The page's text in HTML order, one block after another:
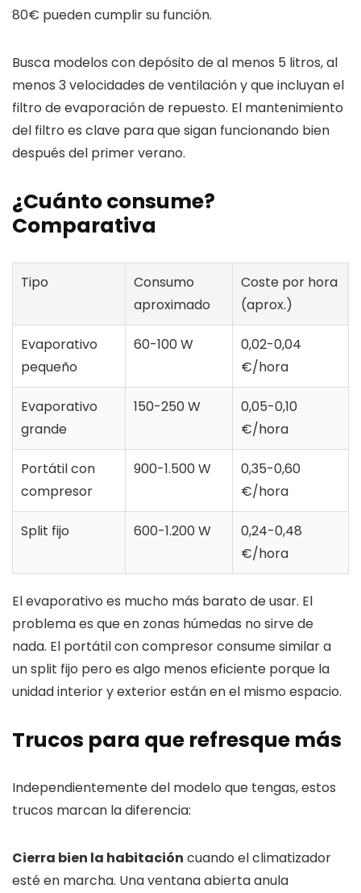
80€ pueden cumplir su función.
Busca modelos con depósito de al menos 5 litros, al
menos 3 velocidades de ventilación y que incluyan el
filtro de evaporación de repuesto. El mantenimiento
del filtro es clave para que sigan funcionando bien
después del primer verano.
¿Cuánto consume?
Comparativa
Tipo
Consumo
aproximado
Coste por hora
(aprox.)
Evaporativo
pequeño
60-100 W
0,02-0,04
€/hora
Evaporativo
grande
150-250 W
0,05-0,10
€/hora
Portátil con
compresor
900-1.500 W
0,35-0,60
€/hora
Split fijo 600-1.200 W
0,24-0,48
€/hora
El evaporativo es mucho más barato de usar. El
problema es que en zonas húmedas no sirve de
nada. El portátil con compresor consume similar a
un split fijo pero es algo menos eficiente porque la
unidad interior y exterior están en el mismo espacio.
Trucos para que refresque más
Independientemente del modelo que tengas, estos
trucos marcan la diferencia:
Cierra bien la habitación cuando el climatizador
esté en marcha. Una ventana abierta anula